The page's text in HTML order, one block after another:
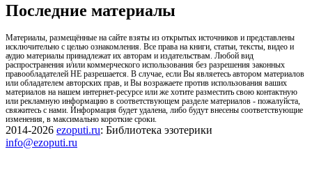
Последние материалы
Материалы, размещённые на сайте взяты из открытых источников и представлены
исключительно с целью ознакомления. Все права на книги, статьи, тексты, видео и
аудио материалы принадлежат их авторам и издательствам. Любой вид
распространения и/или коммерческого использования без разрешения законных
правообладателей НЕ разрешается. В случае, если Вы являетесь автором материалов
или обладателем авторских прав, и Вы возражаете против использования ваших
материалов на нашем интернет-ресурсе или же хотите разместить свою контактную
или рекламную информацию в соответствующем разделе материалов - пожалуйста,
свяжитесь с нами. Информация будет удалена, либо будут внесены соответствующие
изменения, в максимально короткие сроки.
2014-2026 ezoputi.ru: Библиотека эзотерики
info@ezoputi.ru